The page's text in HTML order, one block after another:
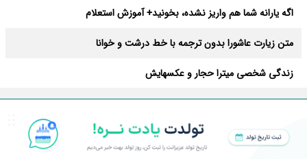
اگه یارانه شما هم واریز نشده، بخونید+ آموزش استعلام
متن زیارت عاشورا بدون ترجمه با خط درشت و خوانا
زندگی شخصی میترا حجار و عکسهایش
فال روزانه یکشنبه ۱۸ مرداد ۱۴۰۵ | فال امروز | فال روزانه شخصی
متن دعای عهد با ترجمه و صوت
قیمت جاروبرقی بوش مراکز خرید کربلا و نجف استارز تلگرام